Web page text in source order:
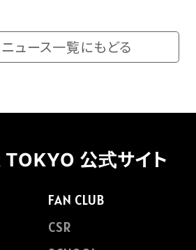
ニュース一覧にもどる
公式サイト
FAN CLUB
CSR